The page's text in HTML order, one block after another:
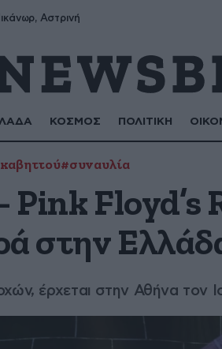
Αστρινή
ΚΟΣΜΟΣ ΠΟΛΙΤΙΚΗ
#συναυλία
Floyd’s
στην
έρχεται στην Αθήνα τον